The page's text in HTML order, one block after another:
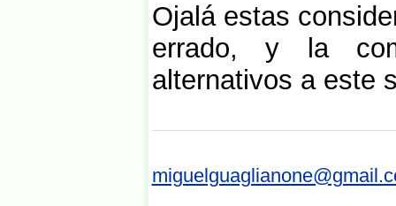
Ojalá estas
errado, y la
alternativos a este